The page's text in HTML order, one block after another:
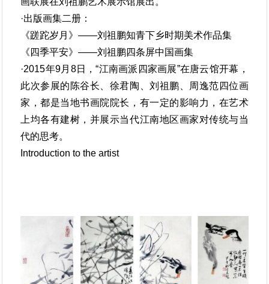
·出版画集二册：
《蹉跎岁月》——刘祖鹏知青下乡时期美术作品集
《四季平安》——刘祖鹏四条屏中国画集
·2015年9月8日，“江南画派四家画展”在唐云馆开幕，
此次参展的陈谷长、徐君陶、刘祖鹏、周逸范四位画
家，都是当地书画院院长，有一定的影响力，在艺术
上均各有建树，并展示当代江南地区画家对传统与当
代的思考。
Introduction to the artist